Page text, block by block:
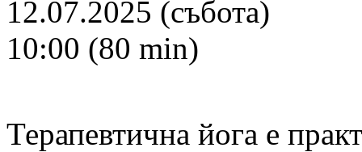
12.07.2025 (събота)
10:00 (80 min)
Терапевтична йога е